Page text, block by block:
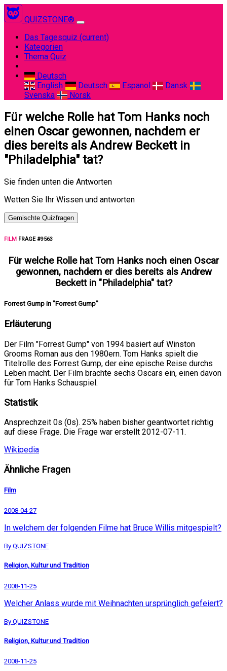
QUIZSTONE®
Das Tagesquiz (current)
Kategorien
Thema Quiz
Deutsch
English
Deutsch Espanol
Dansk
Svenska
Norsk
Für welche Rolle hat Tom Hanks noch
einen Oscar gewonnen, nachdem er
dies bereits als Andrew Beckett in
"Philadelphia" tat?
Sie finden unten die Antworten
Wetten Sie Ihr Wissen und antworten
Gemischte Quizfragen
FILM FRAGE #9563
Für welche Rolle hat Tom Hanks noch einen Oscar
gewonnen, nachdem er dies bereits als Andrew
Beckett in "Philadelphia" tat?
Forrest Gump in "Forrest Gump"
Erläuterung
Der Film "Forrest Gump" von 1994 basiert auf Winston
Grooms Roman aus den 1980ern. Tom Hanks spielt die
Titelrolle des Forrest Gump, der eine epische Reise durchs
Leben macht. Der Film brachte sechs Oscars ein, einen davon
für Tom Hanks Schauspiel.
Statistik
Ansprechzeit 0s (0s). 25% haben bisher geantwortet richtig
auf diese Frage. Die Frage war erstellt 2012-07-11.
Wikipedia
Ähnliche Fragen
Film
2008-04-27
In welchem der folgenden Filme hat Bruce Willis mitgespielt?
By QUIZSTONE
Religion, Kultur und Tradition
2008-11-25
Welcher Anlass wurde mit Weihnachten ursprünglich gefeiert?
By QUIZSTONE
Religion, Kultur und Tradition
2008-11-25